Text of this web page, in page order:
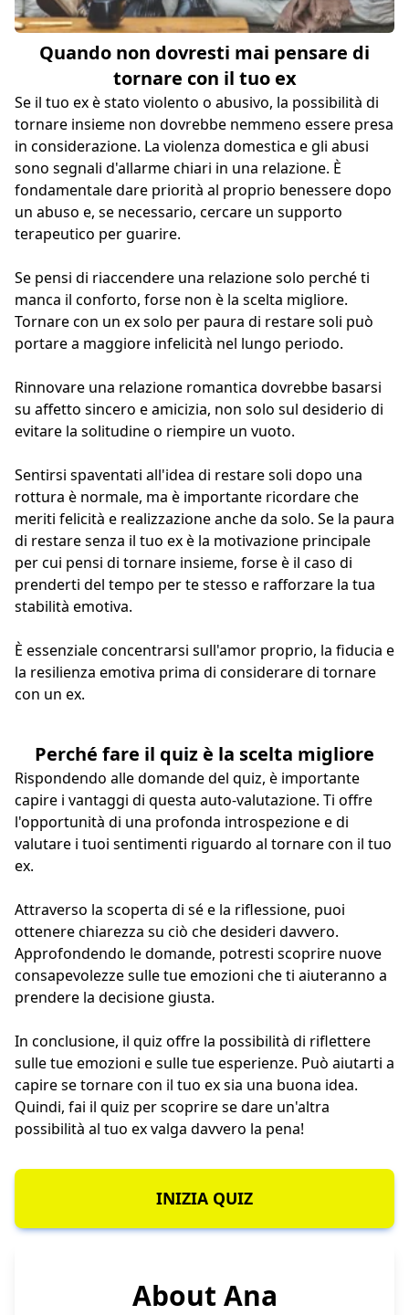
Quando non dovresti mai pensare di
tornare con il tuo ex
Se il tuo ex è stato violento o abusivo, la possibilità di
tornare insieme non dovrebbe nemmeno essere presa
in considerazione. La violenza domestica e gli abusi
sono segnali d'allarme chiari in una relazione. È
fondamentale dare priorità al proprio benessere dopo
un abuso e, se necessario, cercare un supporto
terapeutico per guarire.
Se pensi di riaccendere una relazione solo perché ti
manca il conforto, forse non è la scelta migliore.
Tornare con un ex solo per paura di restare soli può
portare a maggiore infelicità nel lungo periodo.
Rinnovare una relazione romantica dovrebbe basarsi
su affetto sincero e amicizia, non solo sul desiderio di
evitare la solitudine o riempire un vuoto.
Sentirsi spaventati all'idea di restare soli dopo una
rottura è normale, ma è importante ricordare che
meriti felicità e realizzazione anche da solo. Se la paura
di restare senza il tuo ex è la motivazione principale
per cui pensi di tornare insieme, forse è il caso di
prenderti del tempo per te stesso e rafforzare la tua
stabilità emotiva.
È essenziale concentrarsi sull'amor proprio, la fiducia e
la resilienza emotiva prima di considerare di tornare
con un ex.
Perché fare il quiz è la scelta migliore
Rispondendo alle domande del quiz, è importante
capire i vantaggi di questa auto-valutazione. Ti offre
l'opportunità di una profonda introspezione e di
valutare i tuoi sentimenti riguardo al tornare con il tuo
ex.
Attraverso la scoperta di sé e la riflessione, puoi
ottenere chiarezza su ciò che desideri davvero.
Approfondendo le domande, potresti scoprire nuove
consapevolezze sulle tue emozioni che ti aiuteranno a
prendere la decisione giusta.
In conclusione, il quiz offre la possibilità di riflettere
sulle tue emozioni e sulle tue esperienze. Può aiutarti a
capire se tornare con il tuo ex sia una buona idea.
Quindi, fai il quiz per scoprire se dare un'altra
possibilità al tuo ex valga davvero la pena!
INIZIA QUIZ
About Ana